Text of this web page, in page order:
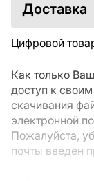
Доставка
Цифровой
Как только
доступ к
скачивания
электронной
Пожалуйста,
почты введен